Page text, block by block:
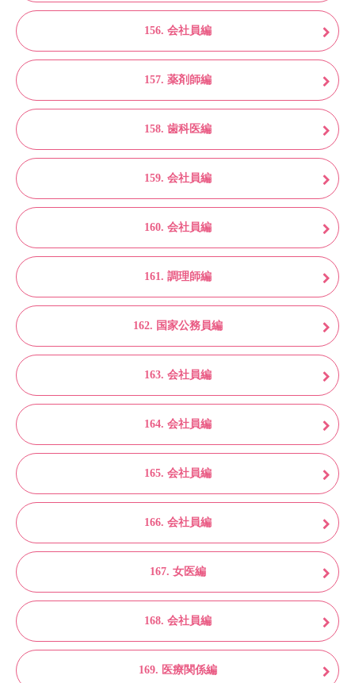
156. 会社員編
157. 薬剤師編
158. 歯科医編
159. 会社員編
160. 会社員編
161. 調理師編
162. 国家公務員編
163. 会社員編
164. 会社員編
165. 会社員編
166. 会社員編
167. 女医編
168. 会社員編
169. 医療関係編